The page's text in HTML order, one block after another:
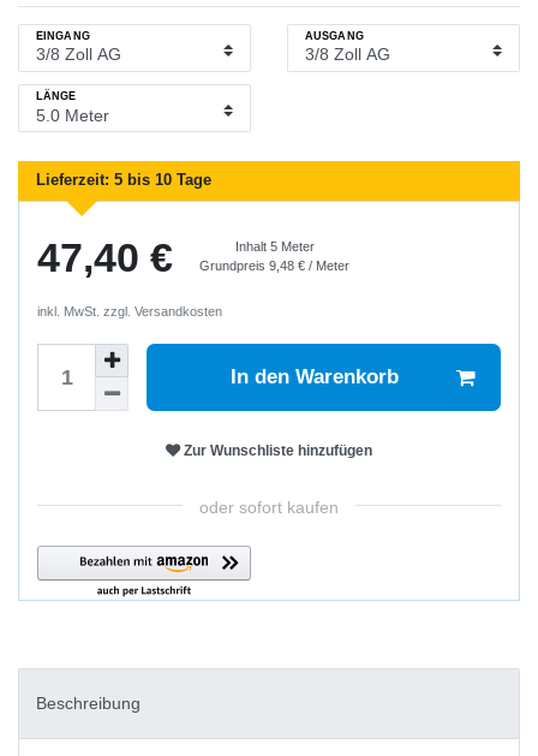
EINGANG AUSGANG
LÄNGE
Lieferzeit: 5 bis 10 Tage
47,40 € Inhalt 5 Meter
Grundpreis9,48 € / Meter
inkl. MwSt. zzgl. Versandkosten
In den Warenkorb
Zur Wunschliste hinzufügen
oder sofort kaufen
Beschreibung